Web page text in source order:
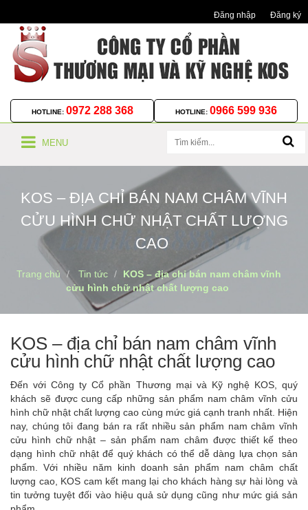
Đăng nhập Đăng ký
HOTLINE: 0972 288 368 HOTLINE: 0966 599 936
MENU
KOS – ĐỊA CHỈ BÁN NAM CHÂM VĨNH
CỬU HÌNH CHỮ NHẬT CHẤT LƯỢNG
CAO
Trang chủ Tin tức
KOS – địa chỉ bán nam châm vĩnh
cửu hình chữ nhật chất lượng cao
KOS – địa chỉ bán nam châm vĩnh
cửu hình chữ nhật chất lượng cao
Đến với Công ty Cổ phần Thương mại và Kỹ nghệ KOS, quý
khách sẽ được cung cấp những sản phẩm nam châm vĩnh cửu
hình chữ nhật chất lượng cao cùng mức giá cạnh tranh nhất. Hiện
nay, chúng tôi đang bán ra rất nhiều sản phẩm nam châm vĩnh
cửu hình chữ nhật – sản phẩm nam châm được thiết kế theo
dạng hình chữ nhật để quý khách có thể dễ dàng lựa chọn sản
phẩm. Với nhiều năm kinh doanh sản phẩm nam châm chất
lượng cao, KOS cam kết mang lại cho khách hàng sự hài lòng và
tin tưởng tuyệt đối vào hiệu quả sử dụng cũng như mức giá sản